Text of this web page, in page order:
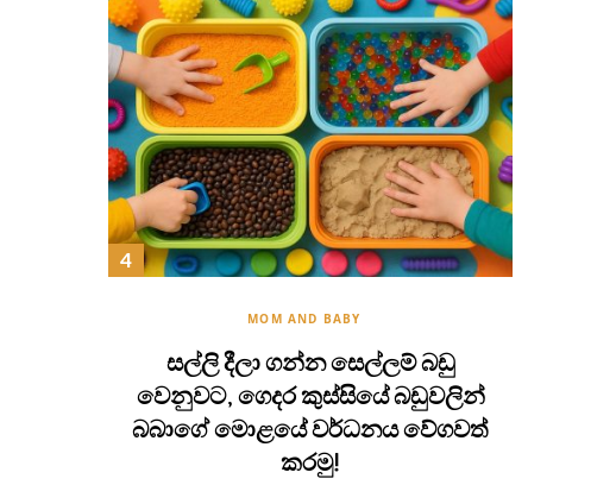
MOM AND BABY
සල්ලි දීලා ගන්න සෙල්ලම් බඩු
වෙනුවට, ගෙදර කුස්සියේ බඩුවලින්
බබාගේ මොළයේ වර්ධනය වේගවත්
කරමු!